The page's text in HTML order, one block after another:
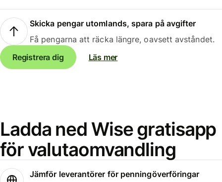
Skicka pengar utomlands, spara på avgifter
Få pengarna att räcka längre, oavsett avståndet.
Registrera dig
Läs mer
Ladda ned Wise gratisapp
för valutaomvandling
Jämför leverantörer för penningöverföringar